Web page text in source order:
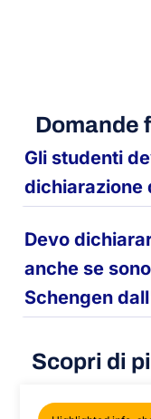
Domande
Gli studenti
dichiarazione
Devo
anche se
Schengen
Scopri di